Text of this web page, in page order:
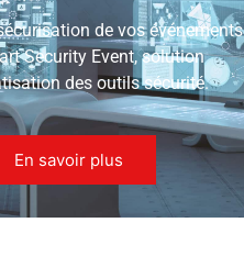
de vos événements
Security Event, solution
des outils sécurité.
En savoir plus